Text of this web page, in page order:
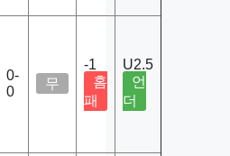
0-
0
무
-1
홈
패
U2.5
언
더